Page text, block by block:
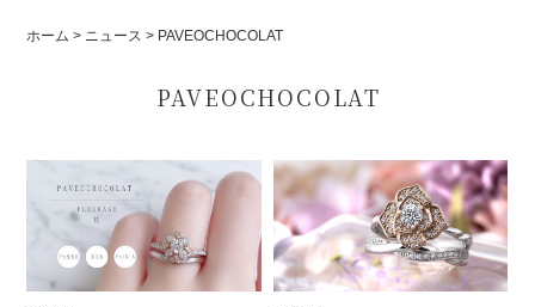
ホーム > ニュース > PAVEOCHOCOLAT
PAVEOCHOCOLAT